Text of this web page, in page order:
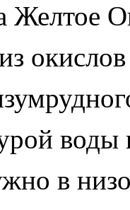
Желтое
окислов
воды
в